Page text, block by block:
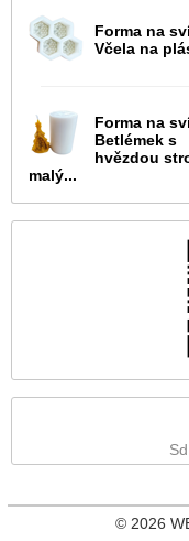
Forma na
Včela na
Forma na
Betlémek s
hvězdou
malý...
© 2026